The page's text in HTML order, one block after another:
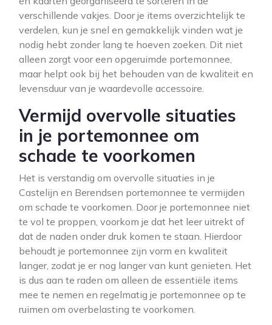
verschillende vakjes. Door je items overzichtelijk te
verdelen, kun je snel en gemakkelijk vinden wat je
nodig hebt zonder lang te hoeven zoeken. Dit niet
alleen zorgt voor een opgeruimde portemonnee,
maar helpt ook bij het behouden van de kwaliteit en
levensduur van je waardevolle accessoire.
Vermijd overvolle situaties
in je portemonnee om
schade te voorkomen
Het is verstandig om overvolle situaties in je
Castelijn en Berendsen portemonnee te vermijden
om schade te voorkomen. Door je portemonnee niet
te vol te proppen, voorkom je dat het leer uitrekt of
dat de naden onder druk komen te staan. Hierdoor
behoudt je portemonnee zijn vorm en kwaliteit
langer, zodat je er nog langer van kunt genieten. Het
is dus aan te raden om alleen de essentiële items
mee te nemen en regelmatig je portemonnee op te
ruimen om overbelasting te voorkomen.